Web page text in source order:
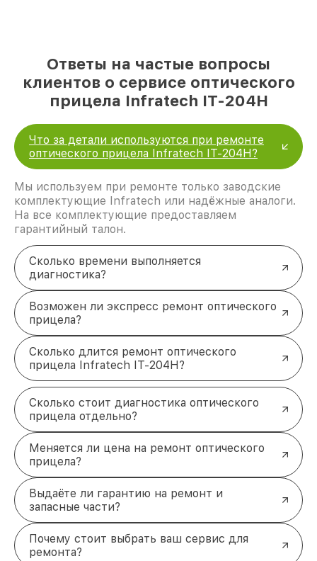
Ответы на частые вопросы
клиентов о сервисе оптического
прицела Infratech IT-204H
Что за детали используются при ремонте
оптического прицела Infratech IT-204H?
Мы используем при ремонте только заводские
комплектующие Infratech или надёжные аналоги.
На все комплектующие предоставляем
гарантийный талон.
Сколько времени выполняется
диагностика?
Возможен ли экспресс ремонт оптического
прицела?
Сколько длится ремонт оптического
прицела Infratech IT-204H?
Сколько стоит диагностика оптического
прицела отдельно?
Меняется ли цена на ремонт оптического
прицела?
Выдаёте ли гарантию на ремонт и
запасные части?
Почему стоит выбрать ваш сервис для
ремонта?